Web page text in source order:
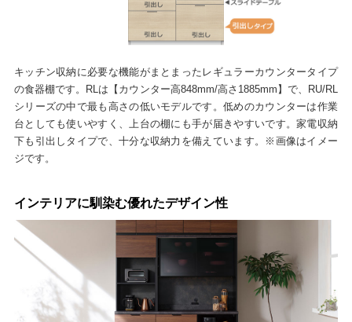
キッチン収納に必要な機能がまとまったレギュラーカウンタータイプ
の食器棚です。RLは【カウンター高848mm/高さ1885mm】で、RU/RL
シリーズの中で最も高さの低いモデルです。低めのカウンターは作業
台としても使いやすく、上台の棚にも手が届きやすいです。家電収納
下も引出しタイプで、十分な収納力を備えています。※画像はイメー
ジです。
インテリアに馴染む優れたデザイン性